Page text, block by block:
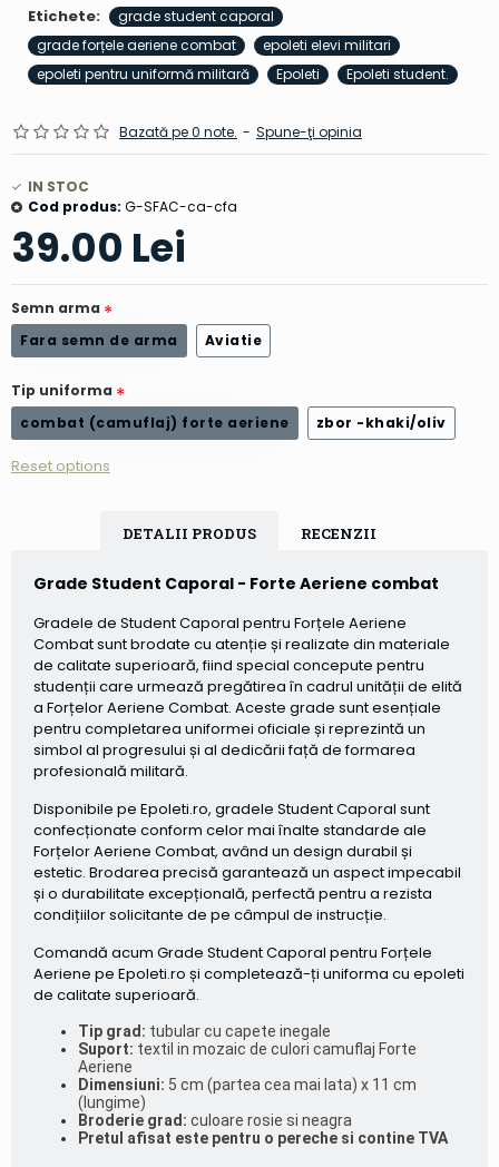
Etichete:
grade student caporal
grade forțele aeriene combat
epoleti elevi militari
epoleti pentru uniformă militară
Epoleti Epoleti student.
Bazată pe 0 note. - Spune-ţi opinia
39.00 Lei
IN STOC
Cod produs: G-SFAC-ca-cfa
Semn arma
Fara semn de arma
Aviatie
Tip uniforma
combat (camuflaj) forte aeriene
zbor -khaki/oliv
Reset options
DETALII PRODUS RECENZII
Grade Student Caporal - Forte Aeriene combat
Gradele de Student Caporal pentru Forțele Aeriene
Combatsunt brodate cu atenție și realizate din materiale
de calitate superioară, fiind special concepute pentru
studenții care urmează pregătirea în cadrul unității de elită
a Forțelor Aeriene Combat. Aceste grade sunt esențiale
pentru completarea uniformei oficiale și reprezintă un
simbol al progresului și al dedicării față de formarea
profesională militară.
Disponibile pe Epoleti.ro, gradele Student Caporal sunt
confecționate conform celor mai înalte standarde ale
Forțelor Aeriene Combat, având un design durabil și
estetic. Brodarea precisă garantează un aspect impecabil
și o durabilitate excepțională, perfectă pentru a rezista
condițiilor solicitante de pe câmpul de instrucție.
Comandă acum Grade Student Caporal pentru Forțele
Aeriene pe Epoleti.ro și completează-ți uniforma cu epoleti
de calitate superioară.
Tip grad: tubular cu capete inegale
Suport: textil in mozaic de culori camuflaj Forte
Aeriene
Dimensiuni: 5 cm (partea cea mai lata) x 11 cm
(lungime)
Broderie grad: culoare rosie si neagra
Pretul afisat este pentru o pereche si contine TVA